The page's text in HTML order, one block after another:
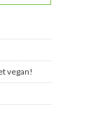
vegan!